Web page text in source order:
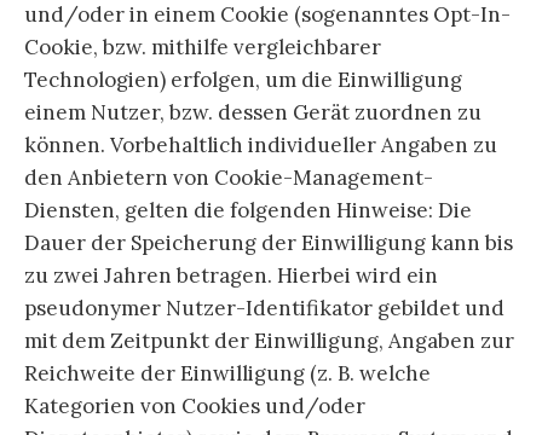
und/oder in einem Cookie (sogenanntes Opt-In-
Cookie, bzw. mithilfe vergleichbarer
Technologien) erfolgen, um die Einwilligung
einem Nutzer, bzw. dessen Gerät zuordnen zu
können. Vorbehaltlich individueller Angaben zu
den Anbietern von Cookie-Management-
Diensten, gelten die folgenden Hinweise: Die
Dauer der Speicherung der Einwilligung kann bis
zu zwei Jahren betragen. Hierbei wird ein
pseudonymer Nutzer-Identifikator gebildet und
mit dem Zeitpunkt der Einwilligung, Angaben zur
Reichweite der Einwilligung (z. B. welche
Kategorien von Cookies und/oder